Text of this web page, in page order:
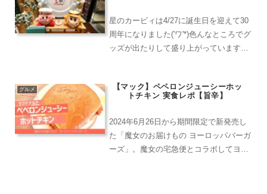
星のカービィは4/27に誕生日を迎えて30
周年になりました('ワ'*)色んなところでグ
ッズが出たりして盛り上がっています
ながらぶちあたるのが”予約”という難
グルメ
【マック】ペペロンジューシーホッ
トチキン 実食レポ【旨辛】
2024年6月26日から期間限定で新発売し
た「魔女のお届けもの ヨーロッパバーガ
ーズ」。魔女の宅急便とコラボしてヨー